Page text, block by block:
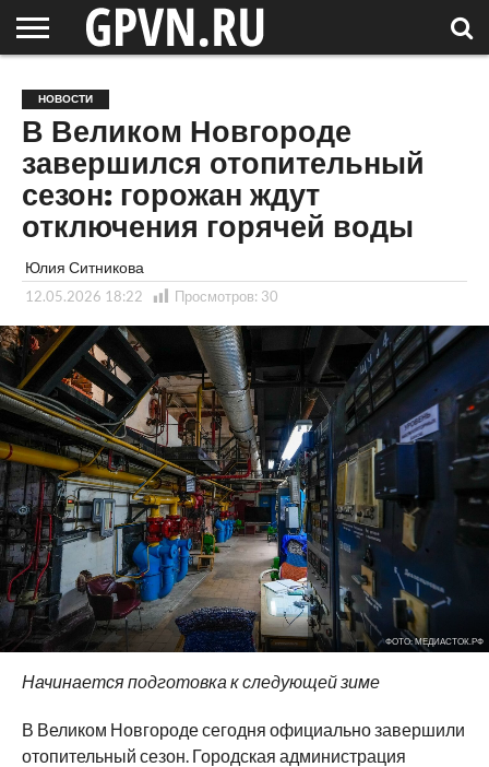
ОБЛАСТЬ
НОВОСТИ
СОСЕДЕЙ
РОССИЯ
/ МИР
СПЕЦПРОЕКТЫ
БЛОГ
СТАТЬИ
ФОТОРЕПОРТАЖИ
ИНТЕРВЬЮ
ОБЪЕКТЫ
ПОДБОРКИ
НОВОСТИ
В Великом Новгороде
завершился отопительный
сезон: горожан ждут
отключения горячей воды
Юлия Ситникова
12.05.2026 18:22 Просмотров: 30
ФОТО: МЕДИАСТОК.РФ
Начинается подготовка к следующей зиме
В Великом Новгороде сегодня официально завершили
отопительный сезон. Городская администрация